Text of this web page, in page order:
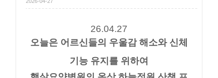
26.04.27
오늘은 어르신들의 우울감 해소와 신체
기능 유지를 위하여